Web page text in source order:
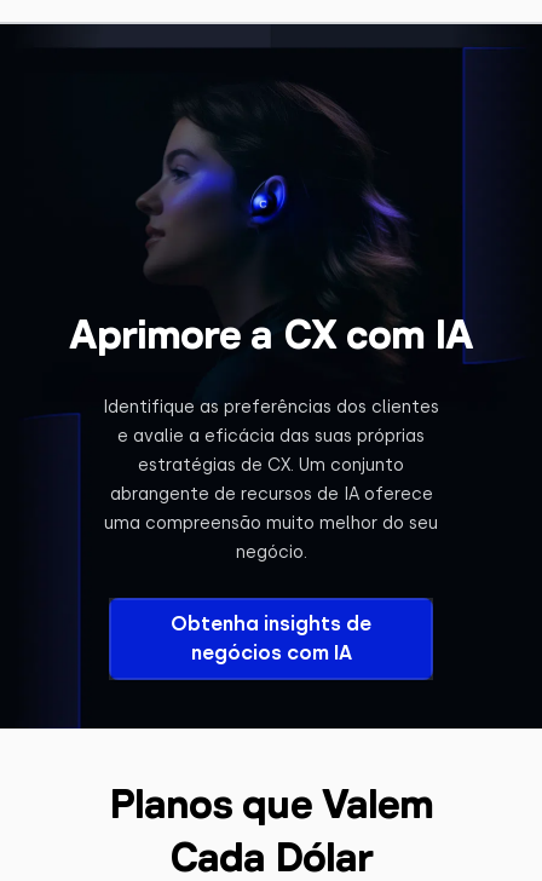
Aprimore a CX com IA
Identifique as preferências dos clientes
e avalie a eficácia das suas próprias
estratégias de CX. Um conjunto
abrangente de recursos de IA oferece
uma compreensão muito melhor do seu
negócio.
Obtenha insights de
negócios com IA
Planos que Valem
Cada Dólar